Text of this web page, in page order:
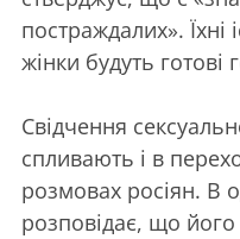
постраждалих». Їхні
жінки будуть готові
Свідчення
спливають і в
розмовах росіян. В
розповідає, що